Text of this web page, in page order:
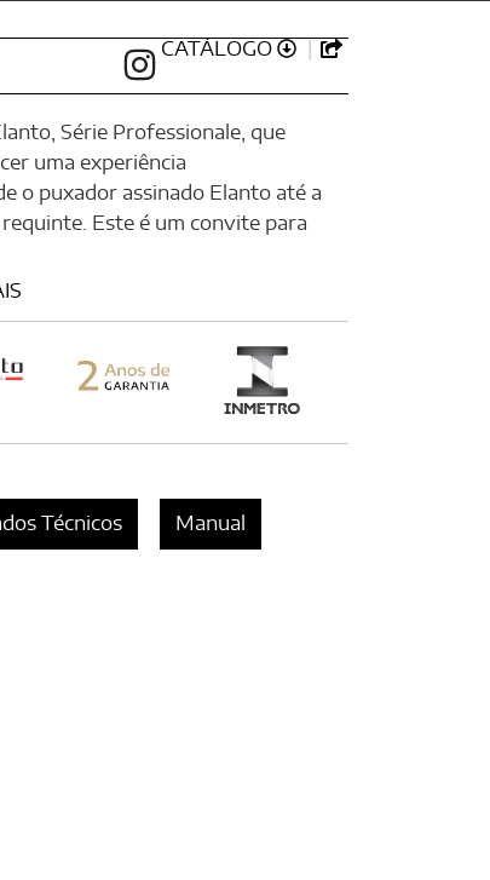
CATÁLOGO
Série Professionale, que
uma experiência
o puxador assinado Elanto até a
Este é um convite para
Técnicos Manual